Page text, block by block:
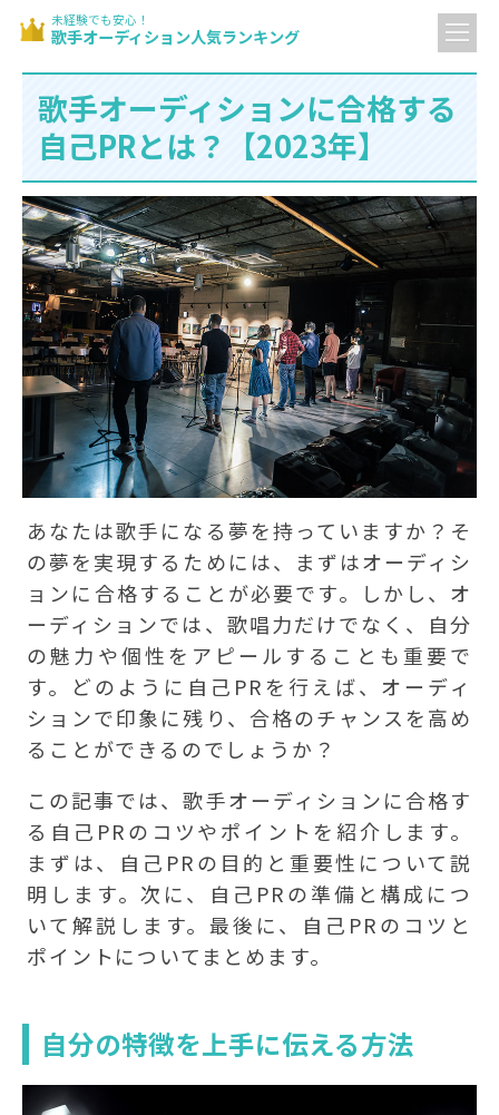
未経験でも安心！
歌手オーディション人気ランキング
歌手オーディションに合格する
自己PRとは？【2023年】
あなたは歌手になる夢を持っていますか？そ
の夢を実現するためには、まずはオーディシ
ョンに合格することが必要です。しかし、オ
ーディションでは、歌唱力だけでなく、自分
の魅力や個性をアピールすることも重要で
す。どのように自己PRを行えば、オーディ
ションで印象に残り、合格のチャンスを高め
ることができるのでしょうか？
この記事では、歌手オーディションに合格す
る自己PRのコツやポイントを紹介します。
まずは、自己PRの目的と重要性について説
明します。次に、自己PRの準備と構成につ
いて解説します。最後に、自己PRのコツと
ポイントについてまとめます。
自分の特徴を上手に伝える方法